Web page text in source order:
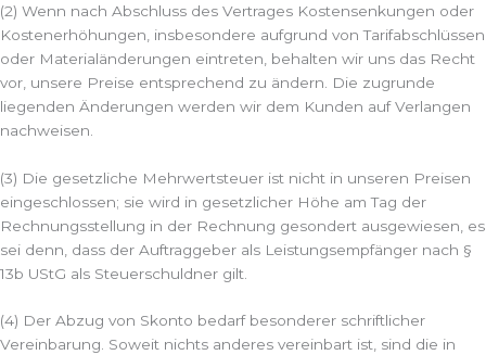
(2) Wenn nach Abschluss des Vertrages Kostensenkungen oder
Kostenerhöhungen, insbesondere aufgrund von Tarifabschlüssen
oder Materialänderungen eintreten, behalten wir uns das Recht
vor, unsere Preise entsprechend zu ändern. Die zugrunde
liegenden Änderungen werden wir dem Kunden auf Verlangen
nachweisen.
(3) Die gesetzliche Mehrwertsteuer ist nicht in unseren Preisen
eingeschlossen; sie wird in gesetzlicher Höhe am Tag der
Rechnungsstellung in der Rechnung gesondert ausgewiesen, es
sei denn, dass der Auftraggeber als Leistungsempfänger nach §
13b UStG als Steuerschuldner gilt.
(4) Der Abzug von Skonto bedarf besonderer schriftlicher
Vereinbarung. Soweit nichts anderes vereinbart ist, sind die in